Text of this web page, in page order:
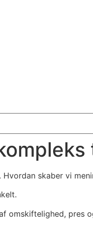
skaber vi
omskiftelighed, pres